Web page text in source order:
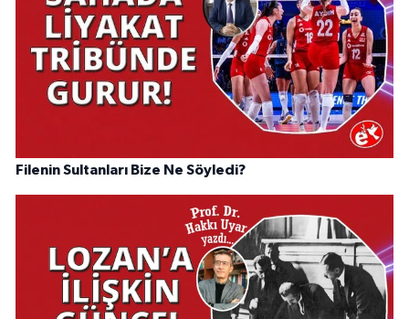
Filenin Sultanları Bize Ne Söyledi?